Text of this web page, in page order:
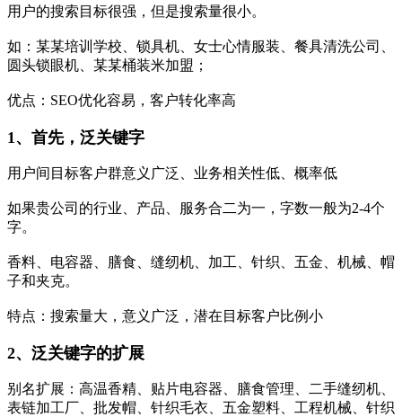
用户的搜索目标很强，但是搜索量很小。
如：某某培训学校、锁具机、女士心情服装、餐具清洗公司、
圆头锁眼机、某某桶装米加盟；
优点：SEO优化容易，客户转化率高
1、首先，泛关键字
用户间目标客户群意义广泛、业务相关性低、概率低
如果贵公司的行业、产品、服务合二为一，字数一般为2-4个
字。
香料、电容器、膳食、缝纫机、加工、针织、五金、机械、帽
子和夹克。
特点：搜索量大，意义广泛，潜在目标客户比例小
2、泛关键字的扩展
别名扩展：高温香精、贴片电容器、膳食管理、二手缝纫机、
表链加工厂、批发帽、针织毛衣、五金塑料、工程机械、针织